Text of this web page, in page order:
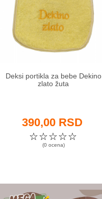
Deksi portikla za bebe Dekino
zlato žuta
390,00 RSD
☆
☆
☆
☆
☆
(0 ocena)